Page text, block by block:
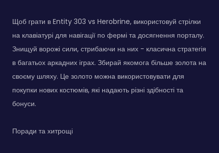
Щоб грати в Entity 303 vs Herobrine, використовуй стрілки
на клавіатурі для навігації по фермі та досягнення порталу.
Знищуй ворожі сили, стрибаючи на них - класична стратегія
в багатьох аркадних іграх. Збирай якомога більше золота на
своєму шляху. Це золото можна використовувати для
покупки нових костюмів, які надають різні здібності та
бонуси.
Поради та хитрощі